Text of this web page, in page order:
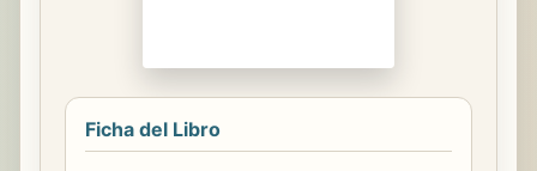
Ficha del Libro